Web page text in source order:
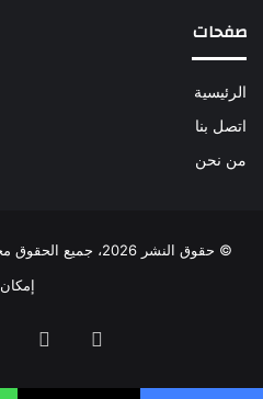
صفحات
الرئيسية
اتصل بنا
من نحن
© حقوق النشر 2026، جميع الحقوق محفوظة |
إمكان
فيسبوك